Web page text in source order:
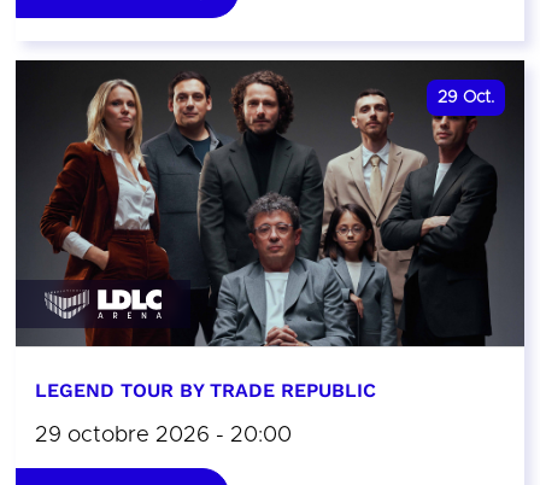
29 Oct.
LEGEND TOUR BY TRADE REPUBLIC
29 octobre 2026 - 20:00